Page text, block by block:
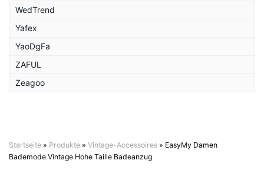
WedTrend
Yafex
YaoDgFa
ZAFUL
Zeagoo
Startseite » Produkte » Vintage-Accessoires » EasyMy Damen
Bademode Vintage Hohe Taille Badeanzug